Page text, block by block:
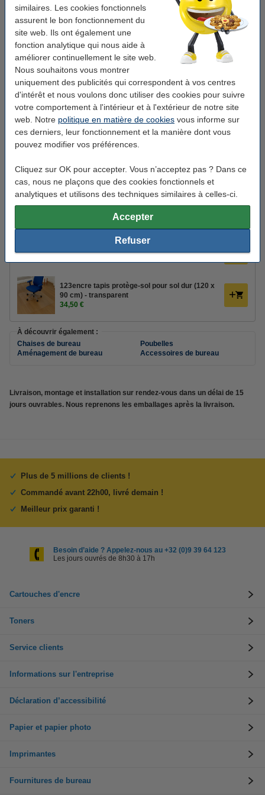
similaires. Les cookies fonctionnels
assurent le bon fonctionnement du
site web. Ils ont également une
fonction analytique qui nous aide à
améliorer continuellement le site web.
Nous souhaitons vous montrer
uniquement des publicités qui correspondent à vos centres
d'intérêt et nous voulons donc utiliser des cookies pour suivre
votre comportement à l'intérieur et à l'extérieur de notre site
web. Notre politique en matière de cookies vous informe sur
ces derniers, leur fonctionnement et la manière dont vous
pouvez modifier vos préférences.
Cliquez sur OK pour accepter. Vous n’acceptez pas ? Dans ce
cas, nous ne plaçons que des cookies fonctionnels et
analytiques et utilisons des techniques similaires à celles-ci.
Accepter
Refuser
Couleur plateau: chêne Logan
Épaisseur plateau: 25 mm
Dimensions: 180 x 90 cm (Lxl)
Matériau piètement: métal
Couleur piètement: blanc
Hauteur réglable: 64.5-130.5 cm
Mode d'emploi: manuel
Code produit: 415069
Bon plan : commandez également
123encre Business Ecoline chaise de bureau
123encre tapis protège-sol pour sol dur (120 x
90 cm) - transparent
34,50 €
À découvrir également :
Chaises de bureau
Poubelles
Aménagement de bureau
Accessoires de bureau
Livraison, montage et installation sur rendez-vous dans un délai de 15
jours ouvrables. Nous reprenons les emballages après la livraison.
Plus de 5 millions de clients !
Commandé avant 22h00, livré demain !
Meilleur prix garanti !
Besoin d’aide ? Appelez-nous au +32 (0)9 39 64 123
Les jours ouvrés de 8h30 à 17h
Cartouches d'encre
Toners
Service clients
Informations sur l'entreprise
Déclaration d’accessibilité
Papier et papier photo
Imprimantes
Fournitures de bureau